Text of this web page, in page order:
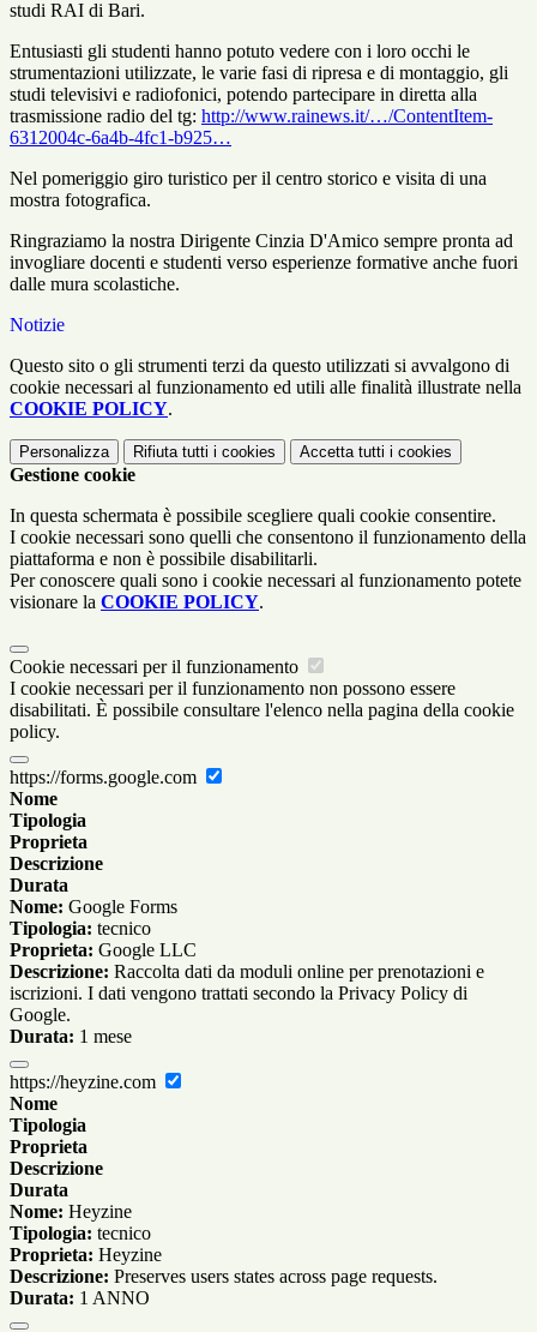
studi RAI di Bari.
Entusiasti gli studenti hanno potuto vedere con i loro occhi le
strumentazioni utilizzate, le varie fasi di ripresa e di montaggio, gli
studi televisivi e radiofonici, potendo partecipare in diretta alla
trasmissione radio del tg: http://www.rainews.it/…/ContentItem-
6312004c-6a4b-4fc1-b925…
Nel pomeriggio giro turistico per il centro storico e visita di una
mostra fotografica.
Ringraziamo la nostra Dirigente Cinzia D'Amico sempre pronta ad
invogliare docenti e studenti verso esperienze formative anche fuori
dalle mura scolastiche.
Notizie
Questo sito o gli strumenti terzi da questo utilizzati si avvalgono di
cookie necessari al funzionamento ed utili alle finalità illustrate nella
COOKIE POLICY.
Personalizza Rifiuta tutti i cookies Accetta tutti i cookies
Gestione cookie
In questa schermata è possibile scegliere quali cookie consentire.
I cookie necessari sono quelli che consentono il funzionamento della
piattaforma e non è possibile disabilitarli.
Per conoscere quali sono i cookie necessari al funzionamento potete
visionare la COOKIE POLICY.
Cookie necessari per il funzionamento
I cookie necessari per il funzionamento non possono essere
disabilitati. È possibile consultare l'elenco nella pagina della cookie
policy.
https://forms.google.com
Nome
Tipologia
Proprieta
Descrizione
Durata
Nome: Google Forms
Tipologia: tecnico
Proprieta: Google LLC
Descrizione: Raccolta dati da moduli online per prenotazioni e
iscrizioni. I dati vengono trattati secondo la Privacy Policy di
Google.
Durata: 1 mese
https://heyzine.com
Nome
Tipologia
Proprieta
Descrizione
Durata
Nome: Heyzine
Tipologia: tecnico
Proprieta: Heyzine
Descrizione: Preserves users states across page requests.
Durata: 1 ANNO